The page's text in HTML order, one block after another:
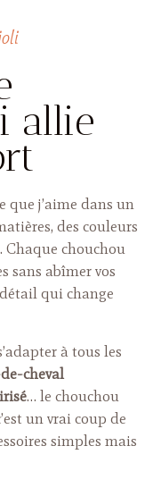
allie
que j’aime dans un
des couleurs
Chaque chouchou
sans abîmer vos
qui change
à tous les
cheval
… le chouchou
un vrai coup de
simples mais